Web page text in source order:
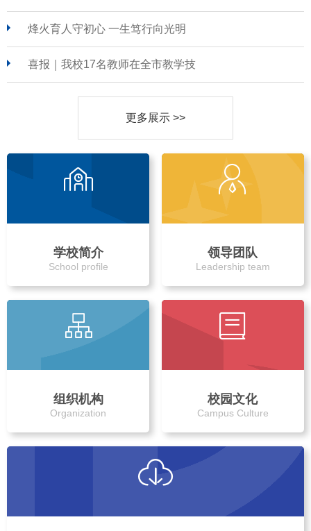
烽火育人守初心 一生笃行向光明
喜报｜我校17名教师在全市教学技
更多展示 >>
学校简介
School profile
领导团队
Leadership team
组织机构
Organization
校园文化
Campus Culture